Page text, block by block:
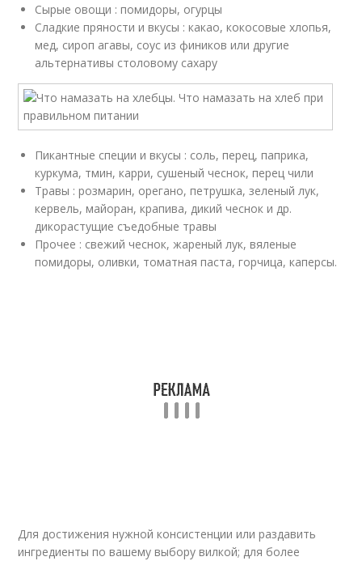
Сырые овощи : помидоры, огурцы
Сладкие пряности и вкусы : какао, кокосовые хлопья,
мед, сироп агавы, соус из фиников или другие
альтернативы столовому сахару
Пикантные специи и вкусы : соль, перец, паприка,
куркума, тмин, карри, сушеный чеснок, перец чили
Травы : розмарин, орегано, петрушка, зеленый лук,
кервель, майоран, крапива, дикий чеснок и др.
дикорастущие съедобные травы
Прочее : свежий чеснок, жареный лук, вяленые
помидоры, оливки, томатная паста, горчица, каперсы.
Для достижения нужной консистенции или раздавить
ингредиенты по вашему выбору вилкой; для более